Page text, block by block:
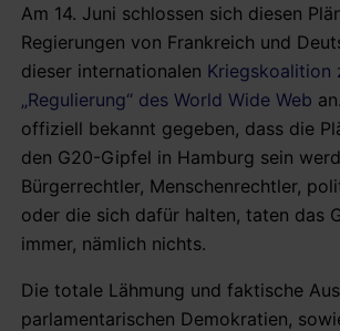
Am 14. Juni schlossen sich diesen
Regierungen von Frankreich und
dieser internationalen Kriegskoalition
„Regulierung“ des World Wide Web
offiziell bekannt gegeben, dass die
den G20-Gipfel in Hamburg sein
Bürgerrechtler, Menschenrechtler,
oder die sich dafür halten, taten das
immer, nämlich nichts.
Die totale Lähmung und faktische
parlamentarischen Demokratien,